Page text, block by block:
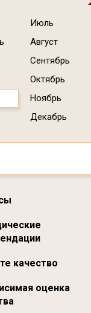
Июль
Август
Сентябрь
Октябрь
Ноябрь
Декабрь
качество
оценка